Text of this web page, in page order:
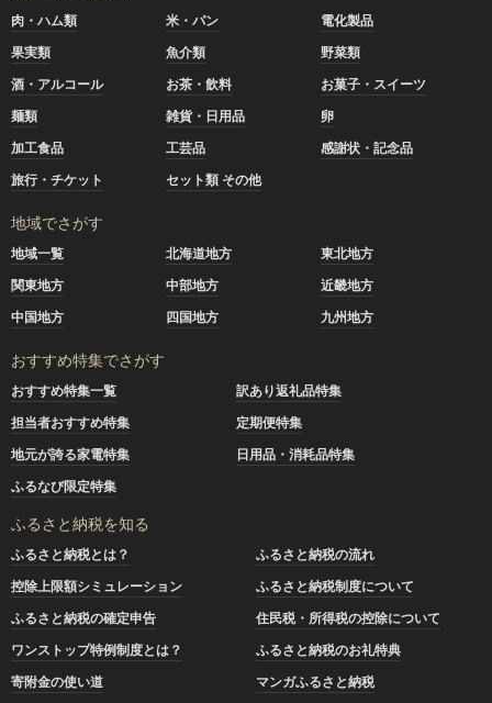
肉・ハム類 米・パン
電化製品
果実類
魚介類
野菜類
酒・アルコール
お茶・飲料
お菓子・スイーツ
麺類
雑貨・日用品
卵
加工食品
工芸品
感謝状・記念品
旅行・チケット
セット類 その他
地域でさがす
地域一覧 北海道地方
東北地方
関東地方
中部地方
近畿地方
中国地方
四国地方 九州地方
おすすめ特集でさがす
おすすめ特集一覧
訳あり返礼品特集
担当者おすすめ特集
定期便特集
地元が誇る家電特集
日用品・消耗品特集
ふるなび限定特集
ふるさと納税を知る
ふるさと納税とは？
ふるさと納税の流れ
控除上限額シミュレーション
ふるさと納税制度について
ふるさと納税の確定申告
住民税・所得税の控除について
ワンストップ特例制度とは？
ふるさと納税のお礼特典
寄附金の使い道
マンガふるさと納税